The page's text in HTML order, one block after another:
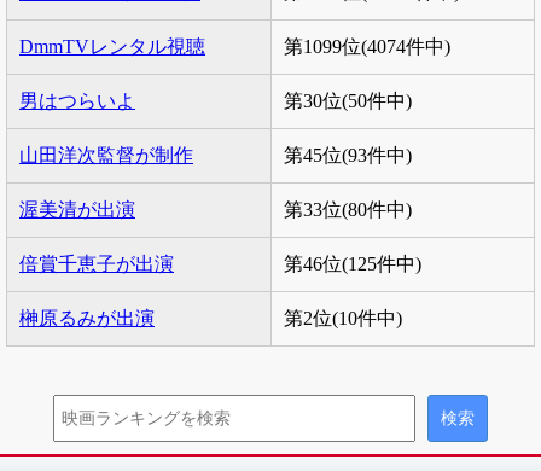
DmmTVレンタル視聴 第1099位(4074件中)
男はつらいよ 第30位(50件中)
山田洋次監督が制作 第45位(93件中)
渥美清が出演 第33位(80件中)
倍賞千恵子が出演 第46位(125件中)
榊原るみが出演 第2位(10件中)